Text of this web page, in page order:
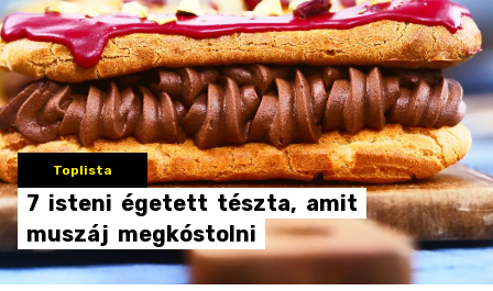
Toplista
7 isteni égetett tészta, amit
muszáj megkóstolni